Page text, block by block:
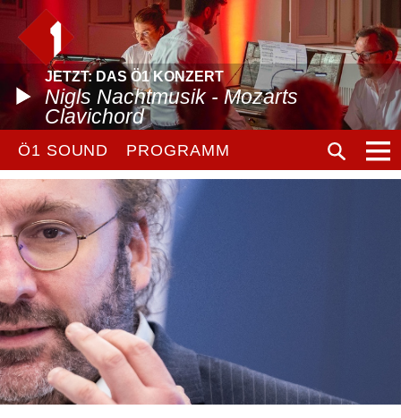
JETZT: DAS Ö1 KONZERT
Nigls Nachtmusik - Mozarts
Clavichord
Ö1 SOUND PROGRAMM